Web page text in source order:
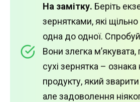
На замітку. Беріть
зернятками, які
одна до одної.
Вони злегка
сухі зернятка – ознака
продукту, який
але задоволення